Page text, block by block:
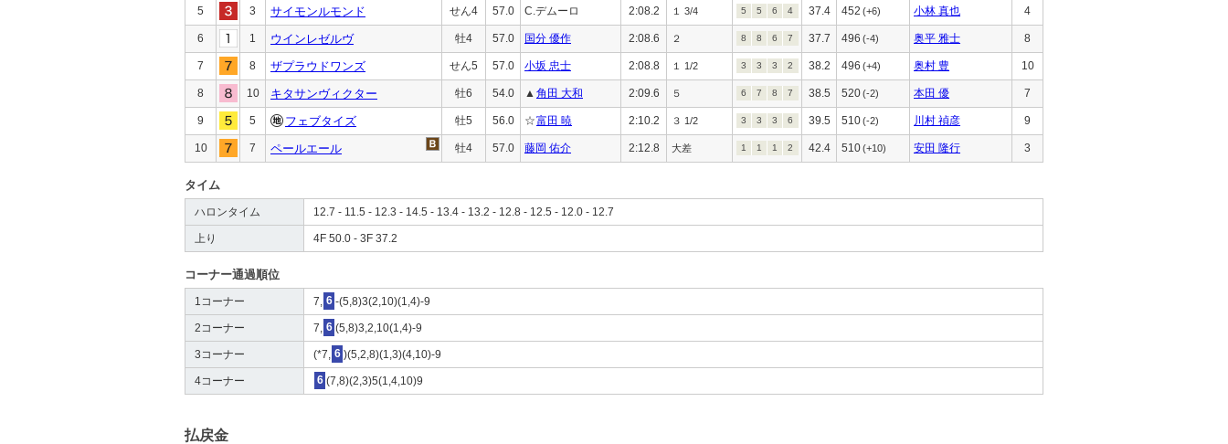
5 3 サイモンルモンド せん4 57.0 C.デムーロ 2:08.2 １ 3/4 5 5 6 4 37.4 452 (+6) 小林 真也 4
6 1 ウインレゼルヴ 牡4 57.0 国分 優作 2:08.6 ２ 8 8 6 7 37.7 496 (-4) 奥平 雅士 8
7 8 ザプラウドワンズ せん5 57.0 小坂 忠士 2:08.8 １ 1/2 3 3 3 2 38.2 496 (+4) 奥村 豊 10
8 10 キタサンヴィクター 牡6 54.0 ▲ 角田 大和 2:09.6 ５ 6 7 8 7 38.5 520(-2) 本田 優 7
9 5 フェブタイズ 牡5 56.0 ☆富田 暁 2:10.2 ３ 1/2 3 3 3 6 39.5 510(-2) 川村 禎彦 9
10 7 ペールエール 牡4 57.0 藤岡 佑介 2:12.8 大差 1 1 1 2 42.4 510(+10) 安田 隆行 3
タイム
ハロンタイム 12.7 - 11.5 - 12.3 - 14.5 - 13.4 - 13.2 - 12.8 - 12.5 - 12.0 - 12.7
上り 4F 50.0 - 3F 37.2
コーナー通過順位
1コーナー 7, 6 -(5,8)3(2,10)(1,4)-9
2コーナー 7, 6 (5,8)3,2,10(1,4)-9
3コーナー (*7, 6 )(5,2,8)(1,3)(4,10)-9
4コーナー 6 (7,8)(2,3)5(1,4,10)9
払戻金